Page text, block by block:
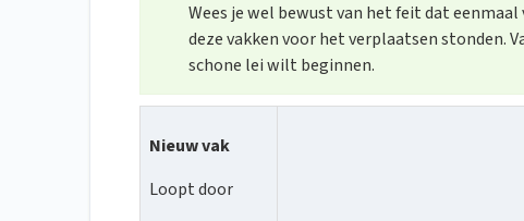
Wees je wel bewust van het feit dat
deze vakken voor het verplaatsen stonden.
schone lei wilt beginnen.
Nieuw vak
Loopt door